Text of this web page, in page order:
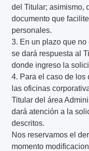
del Titular; asimismo,
documento que
personales.
3. En un plazo que
se dará respuesta al
donde ingreso la
4. Para el caso de los
las oficinas
Titular del área
dará atención a la
descritos.
Nos reservamos el
momento